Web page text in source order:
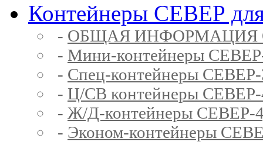
Контейнеры СЕВЕР для
- ОБЩАЯ ИНФОРМАЦИЯ
- Мини-контейнеры
- Спец-контейнеры
- Ц/СВ контейнеры
- Ж/Д-контейнеры
- Эконом-контейнеры